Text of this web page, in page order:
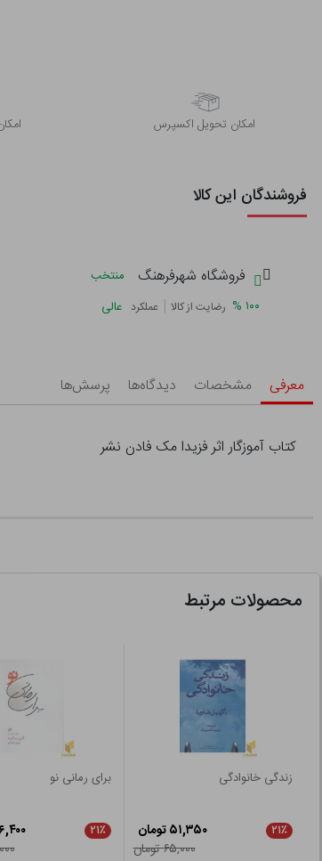
اﻣﮑﺎن ﺗﺤﻮﯾﻞ اﮐﺴﭙﺮس
فروشندگان این کالا
فروشگاه شهرفرهنگ
منتخب
۱۰۰ % رضایت از کالا | عملکرد عالی
معرفی مشخصات دیدگاه‌ها پرسش‌ها
کتاب آموزگار اثر فزیدا مک فادن نشر
محصولات مرتبط
زندگی خانوادگی
۲۱٪
۵۱,۳۵۰ تومان
۶۵,۰۰۰ تومان
برای رمانی نو
۲۱٪
۱۲۶,۴۰۰